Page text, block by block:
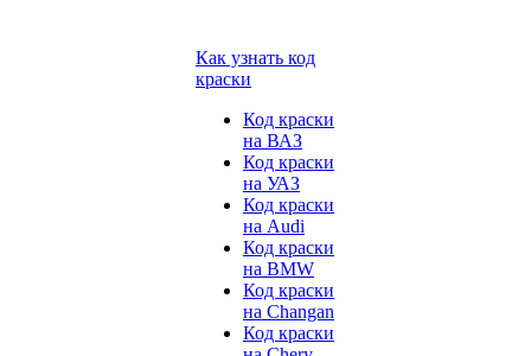
Как узнать код
краски
Код краски
на ВАЗ
Код краски
на УАЗ
Код краски
на Audi
Код краски
на BMW
Код краски
на Changan
Код краски